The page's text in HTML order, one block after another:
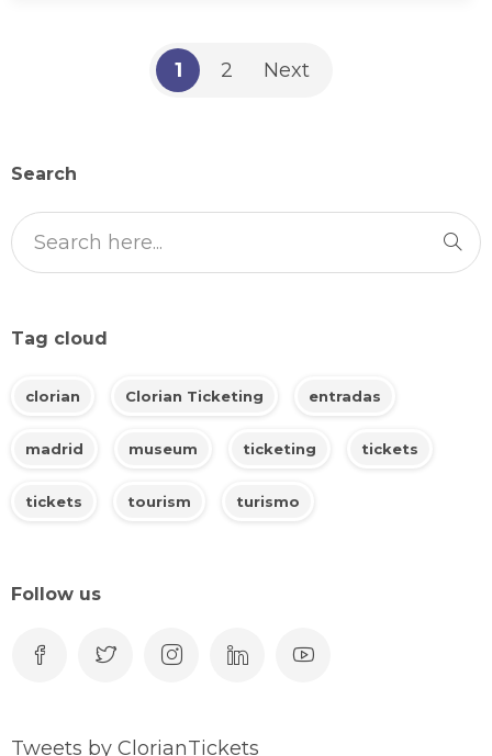
1 2 Next
Search
Tag cloud
clorian Clorian Ticketing entradas
madrid museum ticketing tickets
tickets tourism turismo
Follow us
Tweets by ClorianTickets